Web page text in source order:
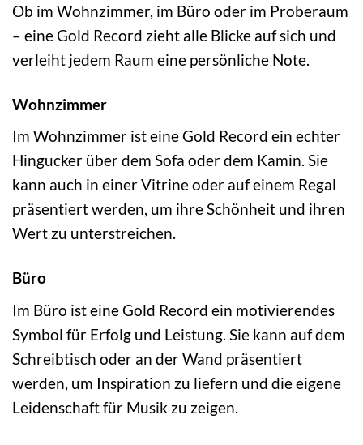
Ob im Wohnzimmer, im Büro oder im Proberaum
– eine Gold Record zieht alle Blicke auf sich und
verleiht jedem Raum eine persönliche Note.
Wohnzimmer
Im Wohnzimmer ist eine Gold Record ein echter
Hingucker über dem Sofa oder dem Kamin. Sie
kann auch in einer Vitrine oder auf einem Regal
präsentiert werden, um ihre Schönheit und ihren
Wert zu unterstreichen.
Büro
Im Büro ist eine Gold Record ein motivierendes
Symbol für Erfolg und Leistung. Sie kann auf dem
Schreibtisch oder an der Wand präsentiert
werden, um Inspiration zu liefern und die eigene
Leidenschaft für Musik zu zeigen.